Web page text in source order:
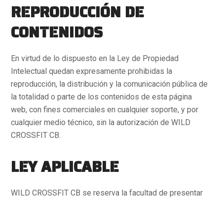
REPRODUCCIÓN DE
CONTENIDOS
En virtud de lo dispuesto en la Ley de Propiedad
Intelectual quedan expresamente prohibidas la
reproducción, la distribución y la comunicación pública de
la totalidad o parte de los contenidos de esta página
web, con fines comerciales en cualquier soporte, y por
cualquier medio técnico, sin la autorización de WILD
CROSSFIT CB.
LEY APLICABLE
WILD CROSSFIT CB se reserva la facultad de presentar